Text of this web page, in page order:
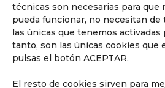
técnicas son necesarias para que
pueda funcionar, no necesitan de
las únicas que tenemos
tanto, son las únicas cookies que
pulsas el botón ACEPTAR.
El resto de cookies sirven para